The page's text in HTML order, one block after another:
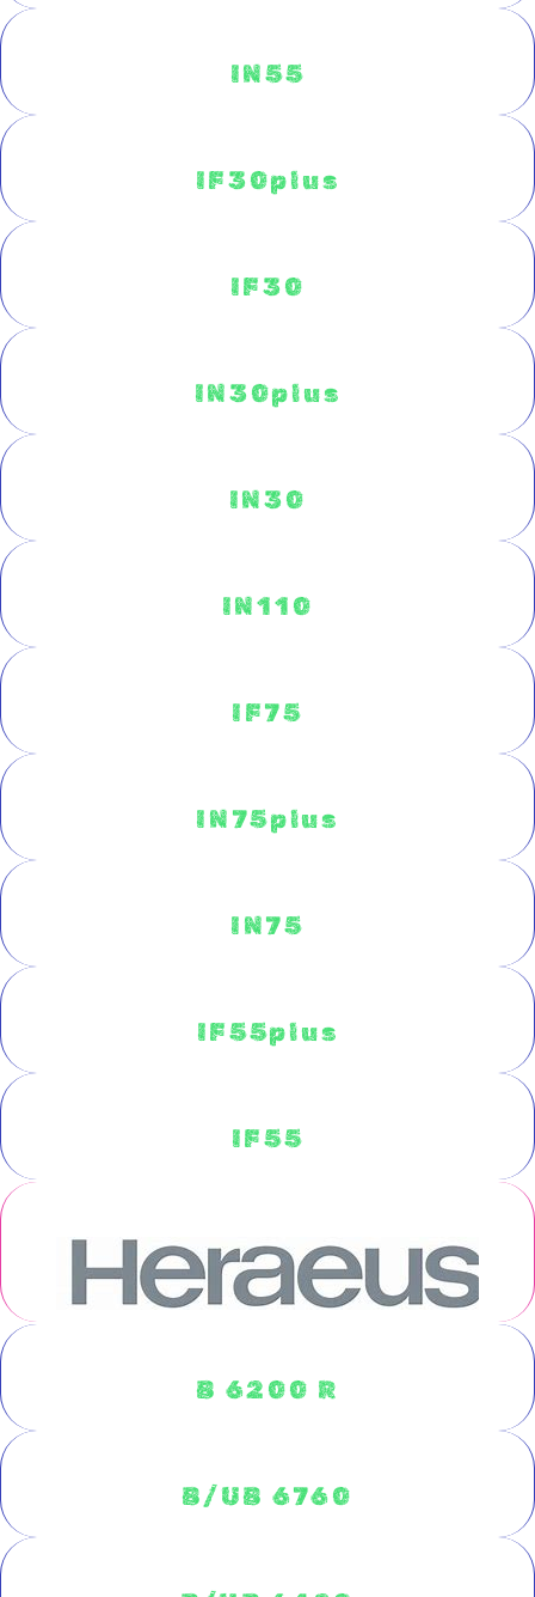
IN55
IF30plus
IF30
IN30plus
IN30
IN110
IF75
IN75plus
IN75
IF55plus
IF55
B 6200 R
B/UB 6760